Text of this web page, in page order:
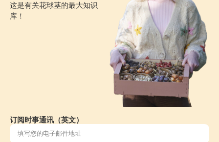
这是有关花球茎的最大知识
库！
订阅时事通讯（英文）